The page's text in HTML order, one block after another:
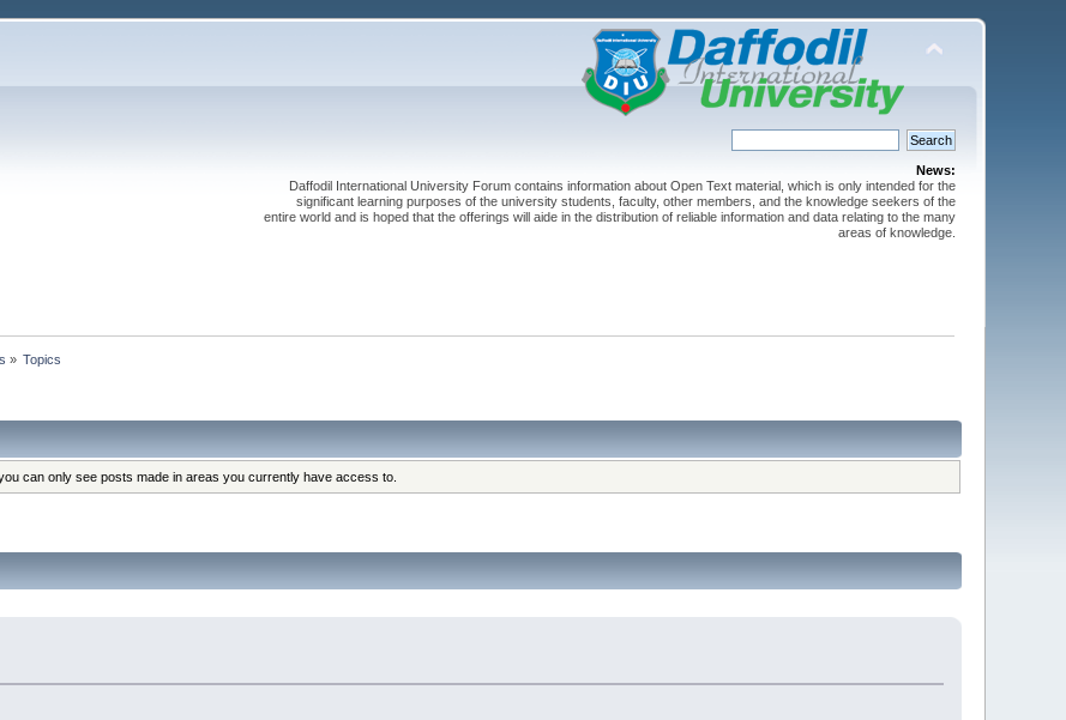
News:
Daffodil International University Forum contains information about Open Text material, which is only intended for the
significant learning purposes of the university students, faculty, other members, and the knowledge seekers of the
entire world and is hoped that the offerings will aide in the distribution of reliable information and data relating to the many
areas of knowledge.
» Topics
can only see posts made in areas you currently have access to.